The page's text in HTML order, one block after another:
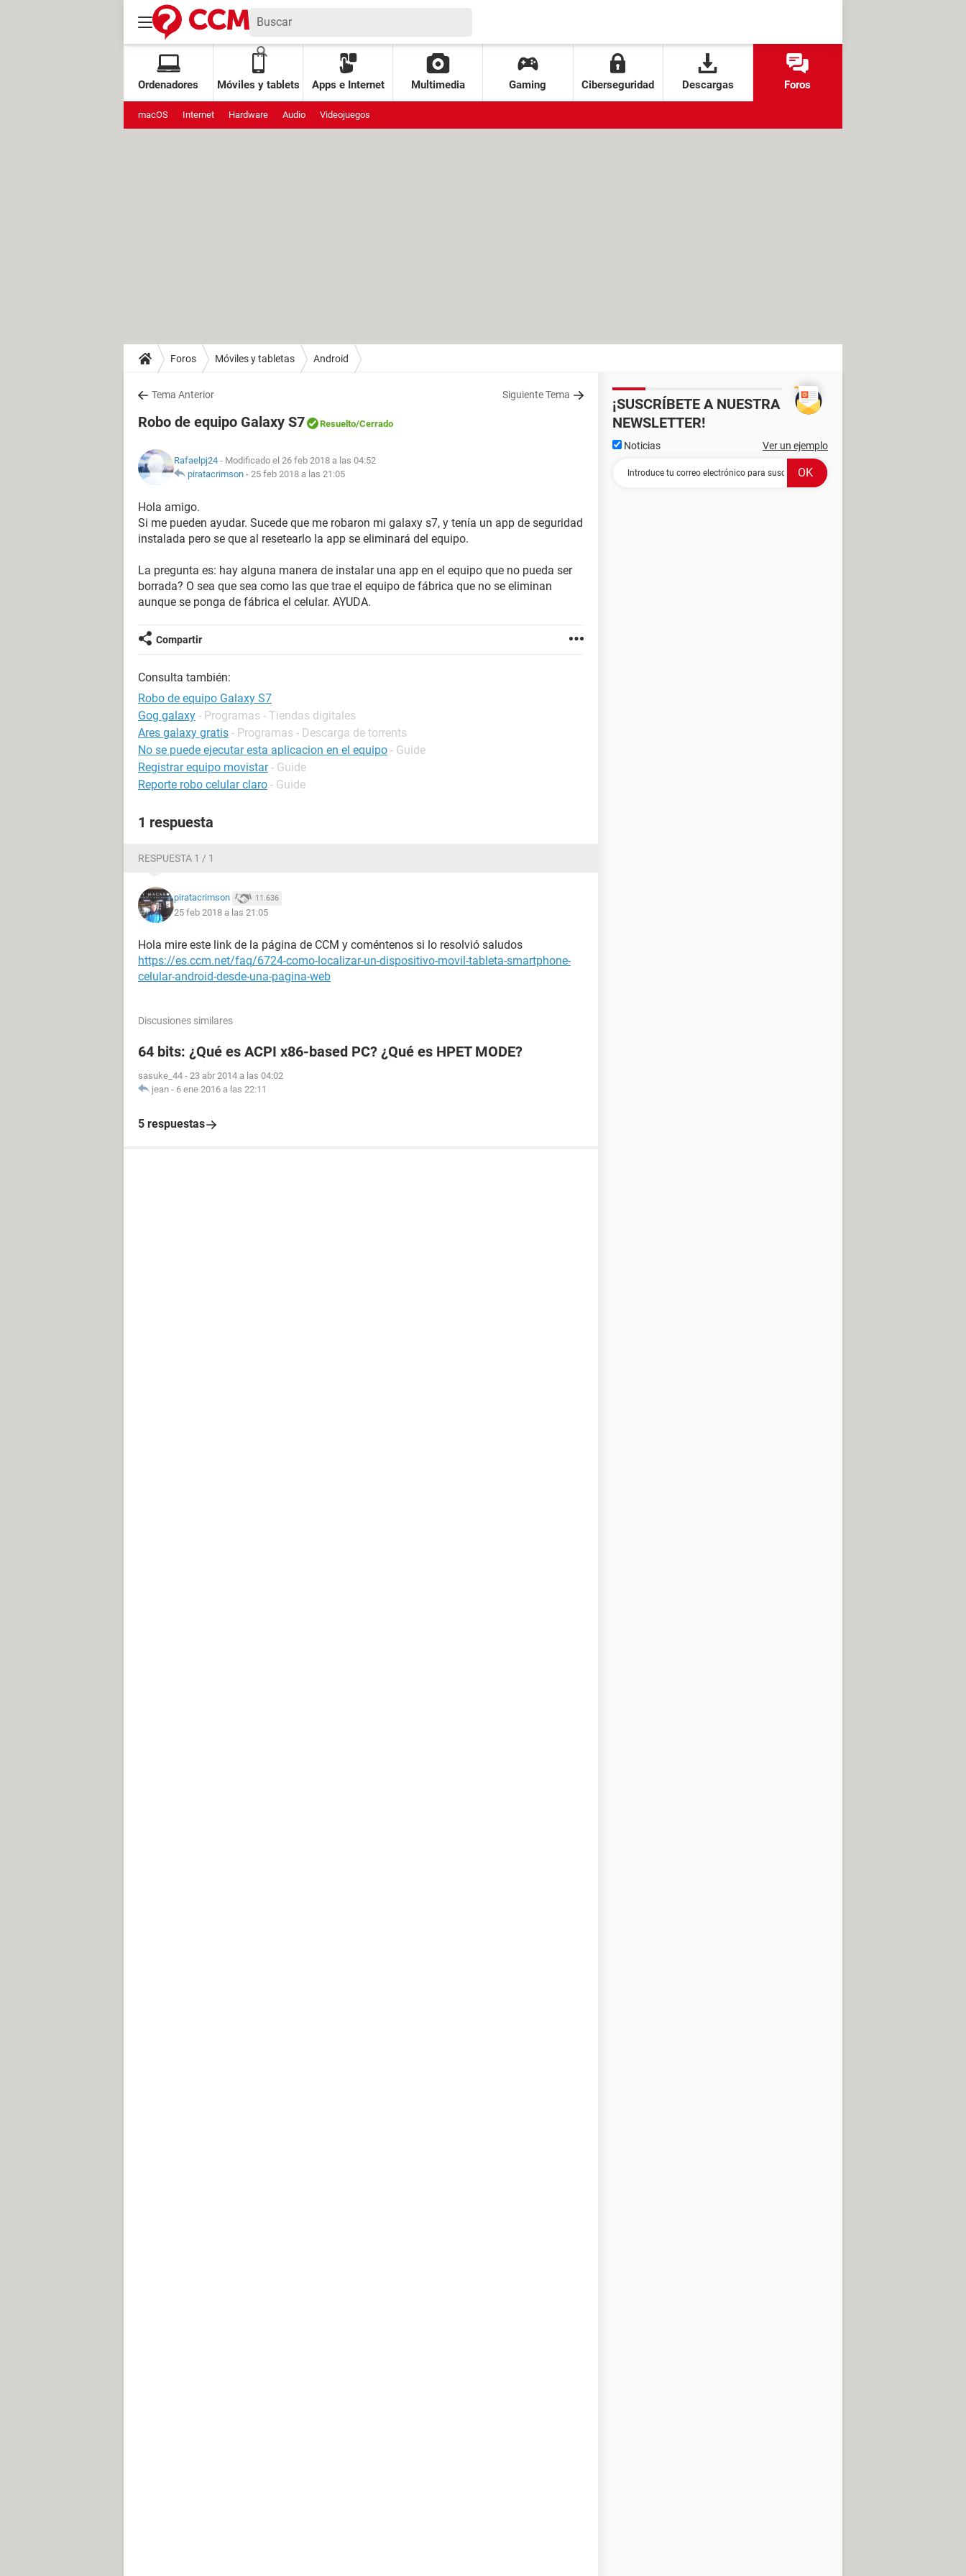
Ordenadores Móviles y tablets Apps e Internet Multimedia Gaming Ciberseguridad Descargas Foros
macOS Internet Hardware Audio Videojuegos
Foros Móviles y tabletas Android
Tema Anterior Siguiente Tema
Robo de equipo Galaxy S7 Resuelto/Cerrado
Rafaelpj24 - Modificado el 26 feb 2018 a las 04:52
piratacrimson - 25 feb 2018 a las 21:05
Hola amigo.
Si me pueden ayudar. Sucede que me robaron mi galaxy s7, y tenía un app de seguridad
instalada pero se que al resetearlo la app se eliminará del equipo.
La pregunta es: hay alguna manera de instalar una app en el equipo que no pueda ser
borrada? O sea que sea como las que trae el equipo de fábrica que no se eliminan
aunque se ponga de fábrica el celular. AYUDA.
Compartir
Consulta también:
Robo de equipo Galaxy S7
Gog galaxy - Programas - Tiendas digitales
Ares galaxy gratis - Programas - Descarga de torrents
No se puede ejecutar esta aplicacion en el equipo - Guide
Registrar equipo movistar - Guide
Reporte robo celular claro - Guide
1 respuesta
RESPUESTA 1 / 1
piratacrimson 11.636
25 feb 2018 a las 21:05
Hola mire este link de la página de CCM y coméntenos si lo resolvió saludos
https://es.ccm.net/faq/6724-como-localizar-un-dispositivo-movil-tableta-smartphone-
celular-android-desde-una-pagina-web
Discusiones similares
64 bits: ¿Qué es ACPI x86-based PC? ¿Qué es HPET MODE?
sasuke_44 - 23 abr 2014 a las 04:02
jean - 6 ene 2016 a las 22:11
5 respuestas
¡SUSCRÍBETE A NUESTRA
NEWSLETTER!
Noticias Ver un ejemplo